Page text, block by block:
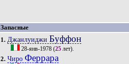
Запасные
1. Джанлуиджи Буффон
28-янв-1978(25лет).
2. Чиро Феррара